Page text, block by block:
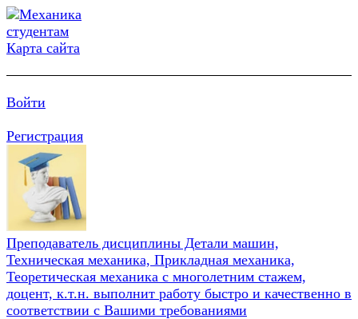
Карта сайта
Войти
Регистрация
Преподаватель дисциплины Детали машин,
Техническая механика, Прикладная механика,
Теоретическая механика с многолетним стажем,
доцент, к.т.н. выполнит работу быстро и качественно в
соответствии с Вашими требованиями